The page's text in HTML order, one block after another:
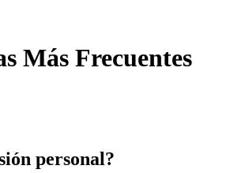
Más Frecuentes
personal?